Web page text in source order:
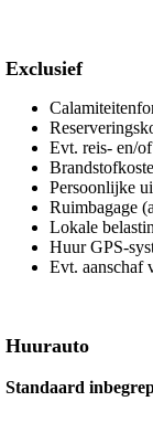
Exclusief
Evt. reis- en/
Persoonlijke
Ruimbagage
Lokale
Huur GPS-
Evt. aanschaf
Huurauto
Standaard